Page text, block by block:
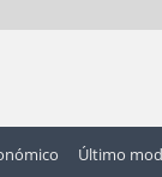
Último